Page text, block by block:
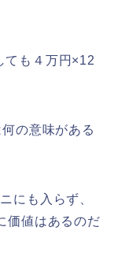
ても４万円×12
の意味がある
にも入らず、
価値はあるのだ